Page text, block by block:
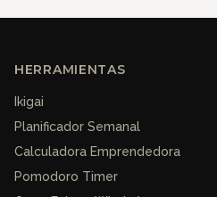
HERRAMIENTAS
Ikigai
Planificador Semanal
Calculadora Emprendedora
Pomodoro Timer